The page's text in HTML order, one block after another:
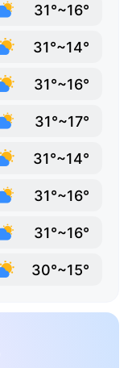
31°~16°
31°~14°
31°~16°
31°~17°
31°~14°
31°~16°
31°~16°
30°~15°